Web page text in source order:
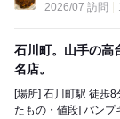
2026/07 訪問
石川町。山手の高
名店。
[場所] 石川町駅 徒歩8分 [時間・行列] 2026/07/17(金) 13:10 行列なし [食べ